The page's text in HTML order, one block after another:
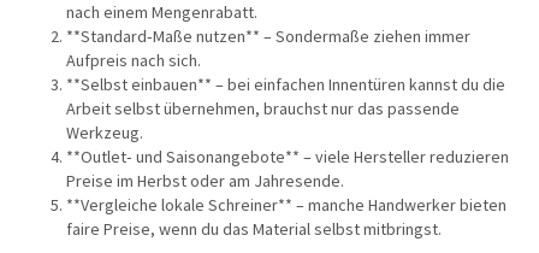
nach einem Mengenrabatt.
**Standard‑Maße nutzen** – Sondermaße ziehen immer
Aufpreis nach sich.
**Selbst einbauen** – bei einfachen Innentüren kannst du die
Arbeit selbst übernehmen, brauchst nur das passende
Werkzeug.
**Outlet‑ und Saisonangebote** – viele Hersteller reduzieren
Preise im Herbst oder am Jahresende.
**Vergleiche lokale Schreiner** – manche Handwerker bieten
faire Preise, wenn du das Material selbst mitbringst.